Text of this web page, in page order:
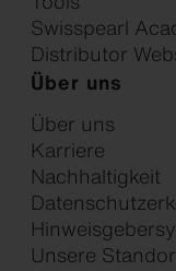
Swisspearl
Distributor
Über uns
Über uns
Karriere
Nachhaltigkeit
Unsere